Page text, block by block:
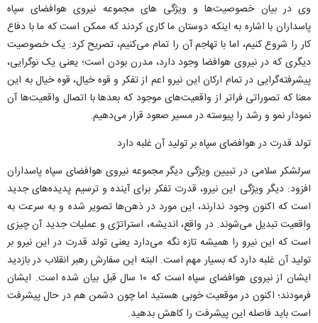
وی در بیان خصوصیت‌ها و ویژگی های مجموعه نیروی هوافضای سپاه
پاسداران با اشاره به اینکه دوستان ما کاری کردند که ممکن است که ما با دفاع
کار را شروع کنیم، اما با تهاجم آن را تمام می‌کنیم، تصریح کرد: یک خصوصیت
دیگری که در نیروی هوافضا وجود دارد، مدرن بودن است؛ یعنی یک نوگرایی،
پیشرفته‌گرایی در تمام ارکان این نیرو اعم از تفکر و قوه خیال، قوه خیال به این
معنا که تصوراتی فراتر از واقعیت‌های موجود که بعدها با اتصال واقعیت‌ها آن
نمودار نمو و‌ رشد را پیوسته در مسیر صعود قرار می‌دهیم.
تولد قدرت در هوافضای سپاه بر تولید آن غلبه دارد
سرلشکر سلامی در تبیین ویژگی دیگر مجموعه نیروی هوافضای سپاه پاسداران
افزود: دیگر ویژگی این نیرو، قدرت تفکر برای آینده و ترسیم پدیده‌های جدید
است که اکنون وجود ندارند، این مورد در ذهن‌ها تصویر شده و به سرعت به
واقعیت تبدیل می‌شوند. در واقع، اندیشه، استراتژی و عملیات جدید آن چیزی
است که این نیرو را همیشه تازه نگه می‌دارد یعنی تولد قدرت در این نیرو بر
تولید آن غلبه دارد که بسیار مهم است. البته این سفارش رهبر انقلاب در بازدید
ایشان از نیروی هوافضای سپاه است که ۱۰ سال قبل بیان شده است. ایشان
فرمودند؛ اکنون در موقعیت خوبی هستید اما چون دشمن هم در حال پیشرفت
است باید فاصله این پیشرفت را کاهش بدهید.